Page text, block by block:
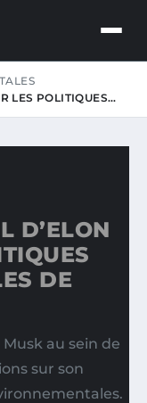
LES POLITIQUES…
D’ELON
DE
Musk au sein de
sur son